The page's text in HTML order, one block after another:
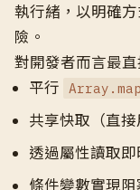
執行緒，以明確
險。
對開發者而言最
平行
共享快取（直接
透過屬性讀取